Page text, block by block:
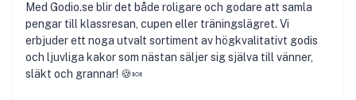
Med Godio.se blir det både roligare och godare att samla
pengar till klassresan, cupen eller träningslägret. Vi
erbjuder ett noga utvalt sortiment av högkvalitativt godis
och ljuvliga kakor som nästan säljer sig själva till vänner,
släkt och grannar! 🍪🍬